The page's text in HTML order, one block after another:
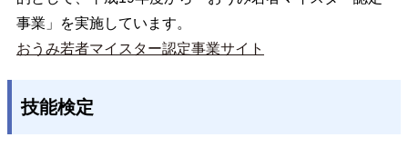
事業」を実施しています。
おうみ若者マイスター認定事業サイト
技能検定